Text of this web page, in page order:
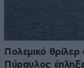
Πολεμικό
Πύραυλος